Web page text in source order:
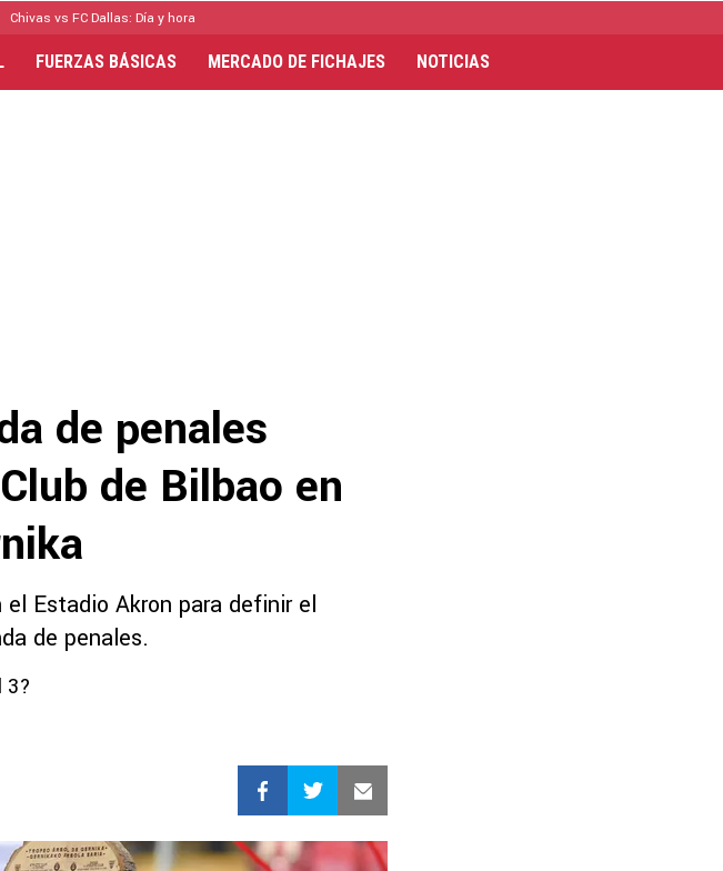
Chivas vs FC Dallas: Día y hora
FUERZAS BÁSICAS MERCADO DE FICHAJES NOTICIAS
de penales
de Bilbao en
Estadio Akron para definir el
de penales.
3?